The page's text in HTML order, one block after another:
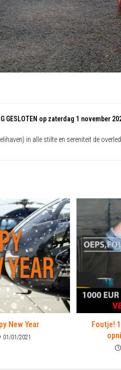
GESLOTEN op zaterdag 1 november
in alle stilte en sereniteit de
New Year
01/01/2021
Foutje!